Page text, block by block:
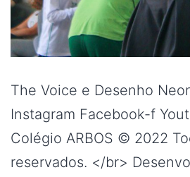
The Voice e Desenho
Instagram Facebook-f
Colégio ARBOS © 2022
reservados. </br>